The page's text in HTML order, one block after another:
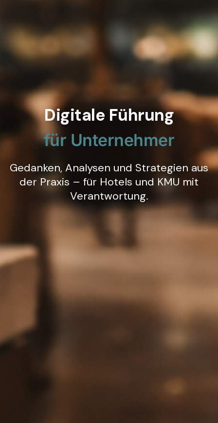
Digitale Führung
für Unternehmer
Gedanken, Analysen und Strategien aus
der Praxis – für Hotels und KMU mit
Verantwortung.